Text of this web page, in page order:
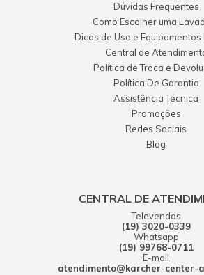
Dúvidas Frequentes
Como Escolher uma
Dicas de Uso e
Central de
Política de Troca e
Política De Garantia
Assistência Técnica
Promoções
Redes Sociais
Blog
CENTRAL DE
Televendas
(19) 3020-0339
Whatsapp
(19) 99768-0711
E-mail
atendimento@karcher-center-